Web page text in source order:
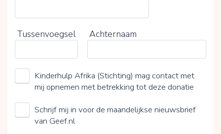
Tussenvoegsel Achternaam
Kinderhulp Afrika (Stichting) mag contact met
mij opnemen met betrekking tot deze donatie
Schrijf mij in voor de maandelijkse nieuwsbrief
van Geef.nl